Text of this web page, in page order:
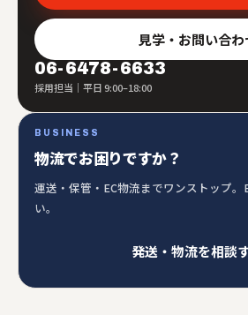
見学・お問い合わ
06-6478-6633
採用担当｜平日 9:00–18:00
BUSINESS
物流でお困りですか？
運送・保管・EC物流までワンストップ。
い。
発送・物流を相談